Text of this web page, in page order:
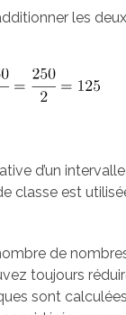
les
d’un intervalle
classe est
de
toujours
sont